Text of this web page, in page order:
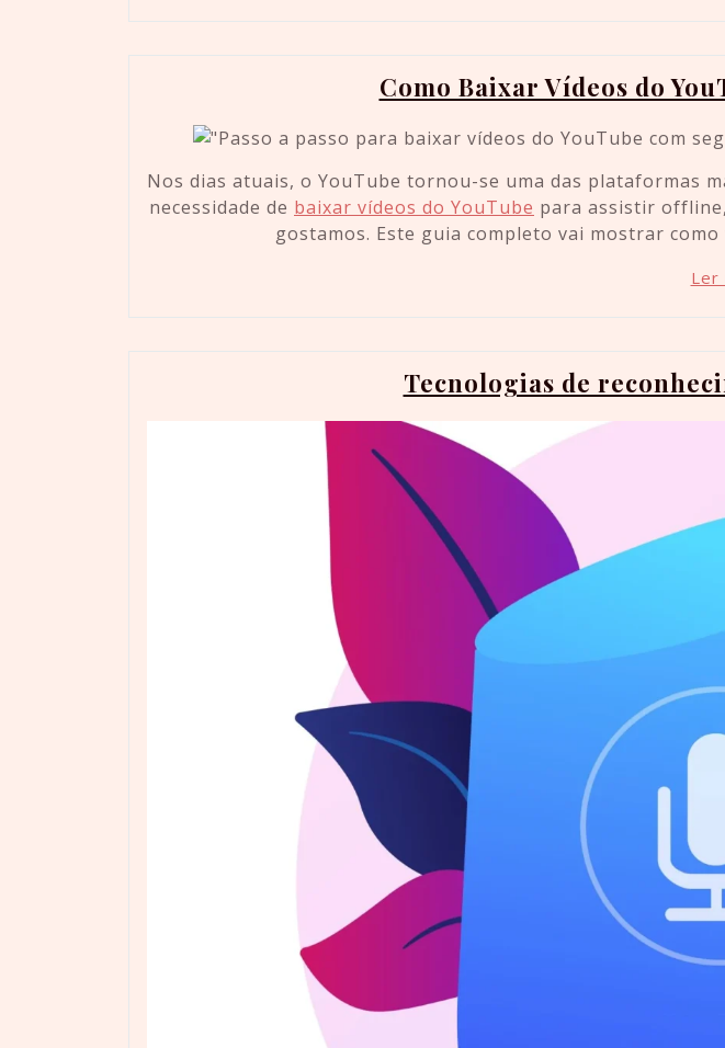
Como Baixar Vídeos do
Nos dias atuais, o YouTube tornou-se uma das plataformas
necessidade de baixar vídeos do YouTube para assistir
gostamos. Este guia completo vai mostrar
Ler
Tecnologias de